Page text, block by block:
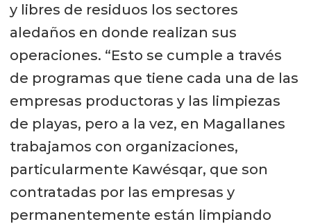
y libres de residuos los sectores
aledaños en donde realizan sus
operaciones. “Esto se cumple a través
de programas que tiene cada una de las
empresas productoras y las limpiezas
de playas, pero a la vez, en Magallanes
trabajamos con organizaciones,
particularmente Kawésqar, que son
contratadas por las empresas y
permanentemente están limpiando